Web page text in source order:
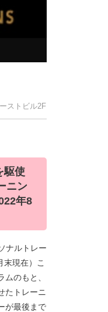
ストビル2F
駆使
ニン
年8
ナルトレー
現在）こ
のもと、
たトレーニ
が最後まで